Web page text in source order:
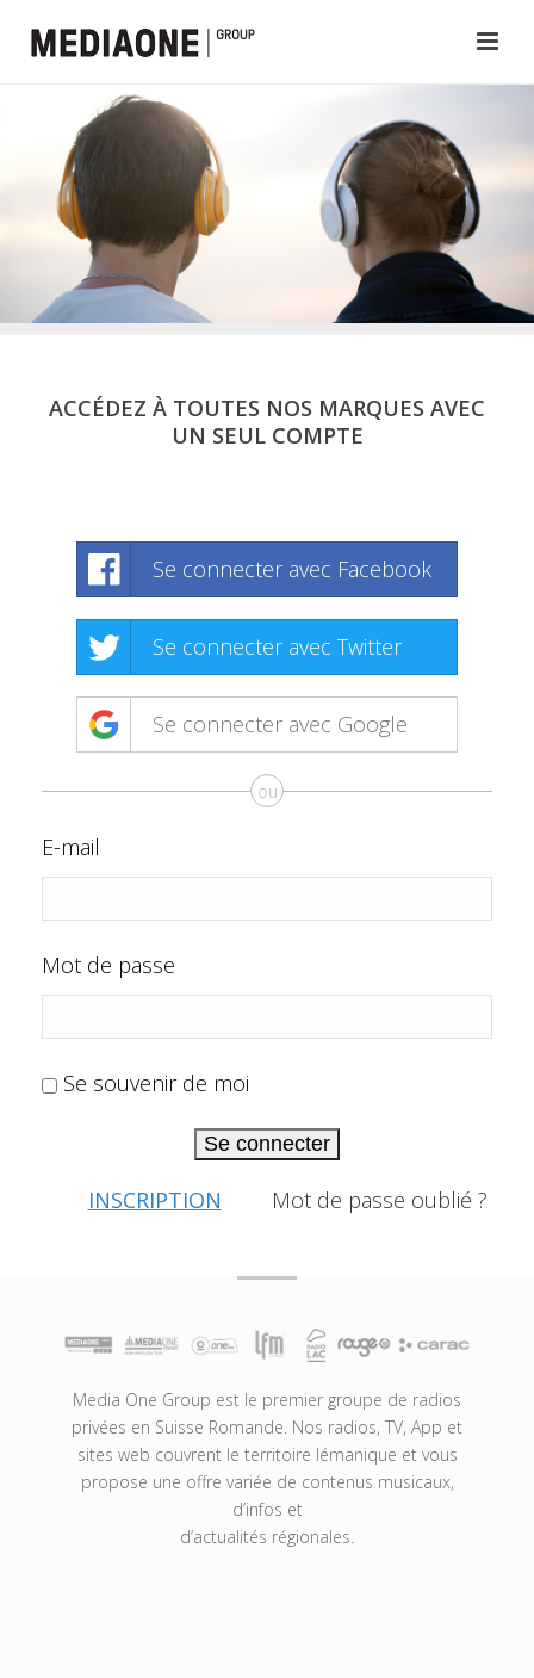
ACCÉDEZ À TOUTES NOS MARQUES AVEC
UN SEUL COMPTE
Se connecter avec Facebook
Se connecter avec Twitter
Se connecter avec Google
ou
E-mail
Mot de passe
Se souvenir de moi
Se connecter
INSCRIPTION Mot de passe oublié ?
Media One Group est le premier groupe de radios
privées en Suisse Romande. Nos radios, TV, App et
sites web couvrent le territoire lémanique et vous
propose une offre variée de contenus musicaux,
d’infos et
d’actualités régionales.